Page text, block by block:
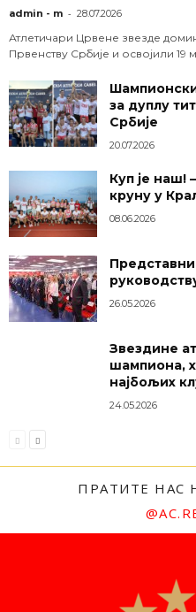
admin - m - 28.07.2026
Атлетичари Црвене звезде
Првенству Србије и освојили 19
за дуплу
Србије
20.07.2026
Куп је наш!
круну у
08.06.2026
26.05.2026
Звездине
шампиона,
најбољих
24.05.2026
ПРАТИТЕ НАС